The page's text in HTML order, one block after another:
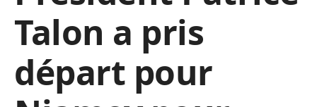
Talon a pris
départ pour